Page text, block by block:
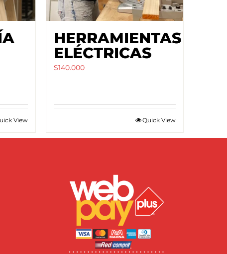
View
HERRAMIENTAS
ELÉCTRICAS
$140.000
Quick View